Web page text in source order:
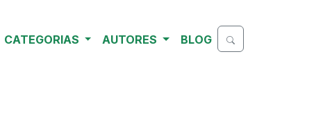
CATEGORIAS AUTORES BLOG